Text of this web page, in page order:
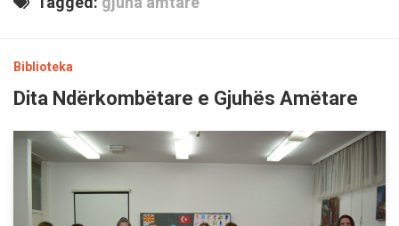
Biblioteka
Dita Ndërkombëtare e Gjuhës Amëtare